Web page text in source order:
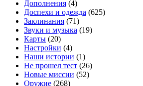
Дополнения (4)
Доспехи и одежда (625)
Заклинания (71)
Звуки и музыка (19)
Карты (20)
Настройки (4)
Наши истории (1)
Не прошел тест (26)
Новые миссии (52)
Оружие (268)